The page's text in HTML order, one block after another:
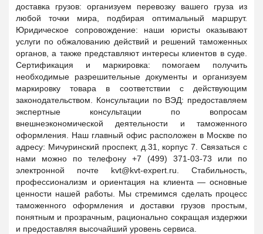
доставка грузов: организуем перевозку вашего груза из
любой точки мира, подбирая оптимальный маршрут.
Юридическое сопровождение: наши юристы оказывают
услуги по обжалованию действий и решений таможенных
органов, а также представляют интересы клиентов в суде.
Сертификация и маркировка: помогаем получить
необходимые разрешительные документы и организуем
маркировку товара в соответствии с действующим
законодательством. Консультации по ВЭД: предоставляем
экспертные консультации по вопросам
внешнеэкономической деятельности и таможенного
оформления. Наш главный офис расположен в Москве по
адресу: Мичуринский проспект, д.31, корпус 7. Связаться с
нами можно по телефону +7 (499) 371-03-73 или по
электронной почте kvt@kvt-expert.ru. Стабильность,
профессионализм и ориентация на клиента — основные
ценности нашей работы. Мы стремимся сделать процесс
таможенного оформления и доставки грузов простым,
понятным и прозрачным, рационально сокращая издержки
и предоставляя высочайший уровень сервиса.